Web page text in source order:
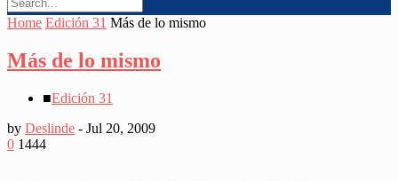
Home Edición 31 Más de lo mismo
Más de lo mismo
■Edición 31
by Deslinde - Jul 20, 2009
0 1444